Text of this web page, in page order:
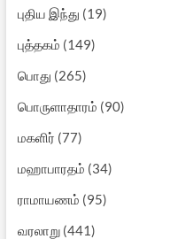
புதிய இந்து (19)
புத்தகம் (149)
பொது (265)
பொருளாதாரம் (90)
மகளிர் (77)
மஹாபாரதம் (34)
ராமாயணம் (95)
வரலாறு(441)